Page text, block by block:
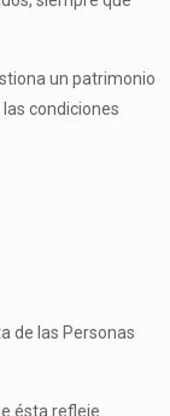
un patrimonio
condiciones
de las Personas
ésta refleje